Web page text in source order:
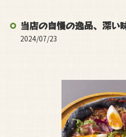
当店の自慢の逸品、深い
2024/07/23